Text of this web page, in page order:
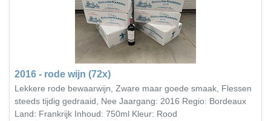
2016 - rode wijn (72x)
Lekkere rode bewaarwijn, Zware maar goede smaak, Flessen
steeds tijdig gedraaid, Nee Jaargang: 2016 Regio: Bordeaux
Land: Frankrijk Inhoud: 750ml Kleur: Rood